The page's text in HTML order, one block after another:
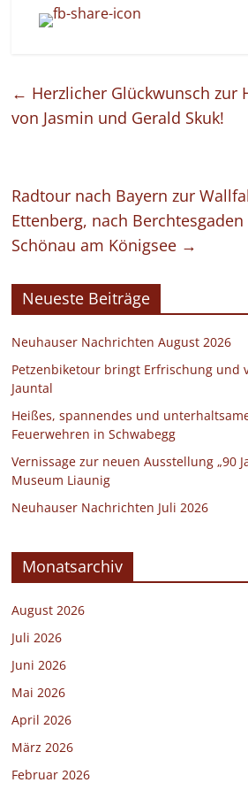
← Herzlicher Glückwunsch zur
von Jasmin und Gerald Skuk!
Radtour nach Bayern zur
Ettenberg, nach
Schönau am Königsee →
Neueste Beiträge
Neuhauser Nachrichten August 2026
Petzenbiketour bringt Erfrischung und
Jauntal
Heißes, spannendes und
Feuerwehren in Schwabegg
Vernissage zur neuen Ausstellung „90
Museum Liaunig
Neuhauser Nachrichten Juli 2026
Monatsarchiv
August 2026
Juli 2026
Juni 2026
Mai 2026
April 2026
März 2026
Februar 2026